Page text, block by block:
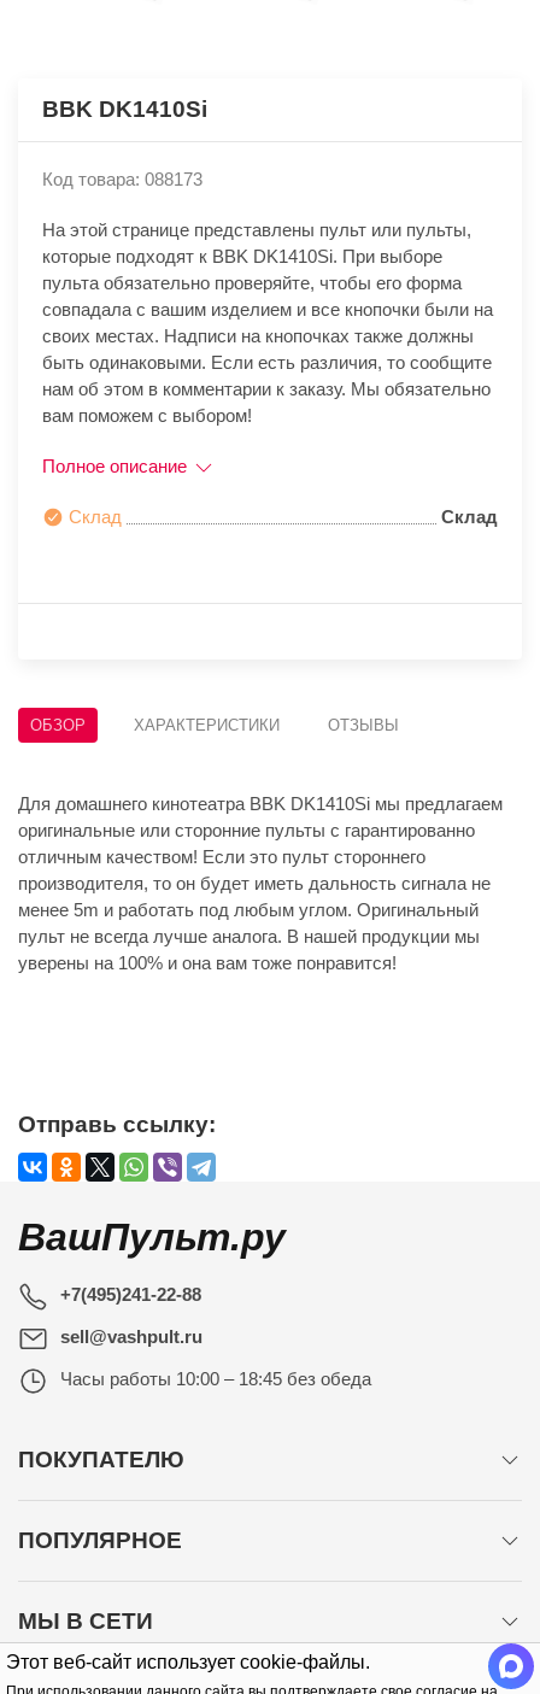
Этот веб-сайт использует cookie-файлы.
BBK DK1410Si
Код товара: 088173
На этой странице представлены пульт или пульты,
которые подходят к BBK DK1410Si. При выборе
пульта обязательно проверяйте, чтобы его форма
совпадала с вашим изделием и все кнопочки были на
своих местах. Надписи на кнопочках также должны
быть одинаковыми. Если есть различия, то сообщите
нам об этом в комментарии к заказу. Мы обязательно
вам поможем с выбором!
Полное описание
Склад Склад
ОБЗОР ХАРАКТЕРИСТИКИ ОТЗЫВЫ
Для домашнего кинотеатра BBK DK1410Si мы предлагаем
оригинальные или сторонние пульты с гарантированно
отличным качеством! Если это пульт стороннего
производителя, то он будет иметь дальность сигнала не
менее 5m и работать под любым углом. Оригинальный
пульт не всегда лучше аналога. В нашей продукции мы
уверены на 100% и она вам тоже понравится!
Отправь ссылку:
ВашПульт.ру
+7(495)241-22-88
sell@vashpult.ru
Часы работы 10:00 – 18:45 без обеда
ПОКУПАТЕЛЮ
ПОПУЛЯРНОЕ
МЫ В СЕТИ